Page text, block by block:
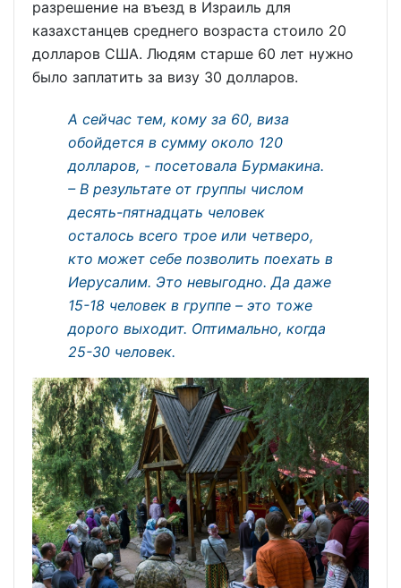
разрешение на въезд в Израиль для
казахстанцев среднего возраста стоило 20
долларов США. Людям старше 60 лет нужно
было заплатить за визу 30 долларов.
А сейчас тем, кому за 60, виза
обойдется в сумму около 120
долларов, - посетовала Бурмакина.
– В результате от группы числом
десять-пятнадцать человек
осталось всего трое или четверо,
кто может себе позволить поехать в
Иерусалим. Это невыгодно. Да даже
15-18 человек в группе – это тоже
дорого выходит. Оптимально, когда
25-30 человек.